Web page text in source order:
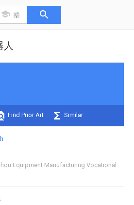
人
Find Prior Art Similar
Equipment Manufacturing Vocational